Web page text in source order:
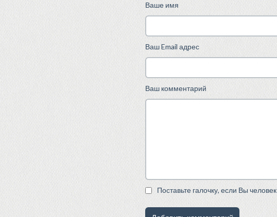
Ваше имя
Ваш Email адрес
Ваш комментарий
Поставьте галочку, если Вы человек